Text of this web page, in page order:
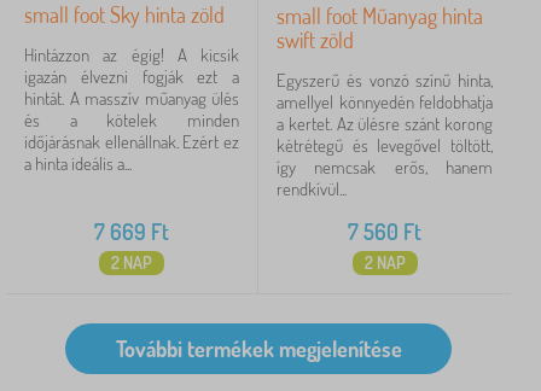
small foot Sky hinta zöld
Hintázzon az égig! A kicsik
igazán élvezni fogják ezt a
hintát. A masszív műanyag ülés
és a kötelek minden
időjárásnak ellenállnak. Ezért ez
a hinta ideális a...
7 669 Ft
2 NAP
small foot Műanyag hinta
swift zöld
Egyszerű és vonzó színű hinta,
amellyel könnyedén feldobhatja
a kertet. Az ülésre szánt korong
kétrétegű és levegővel töltött,
így nemcsak erős, hanem
rendkívül...
7 560 Ft
2 NAP